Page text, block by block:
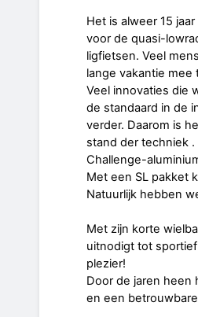
Het is alweer 15
voor de quasi-
ligfietsen. Veel
lange vakantie
Veel innovaties die
de standaard in de
verder. Daarom is
stand der techniek
Challenge-
Met een SL pakket
Natuurlijk hebben
Met zijn korte
uitnodigt tot
plezier!
Door de jaren
en een